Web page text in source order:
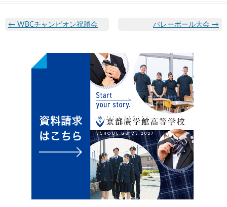
← WBCチャンピオン祝勝会 バレーボール大会 →